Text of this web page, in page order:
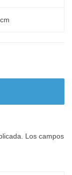
Los campos